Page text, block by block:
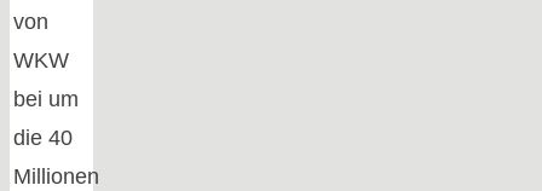
von
WKW
bei um
die 40
Millionen